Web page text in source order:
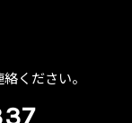
ください。